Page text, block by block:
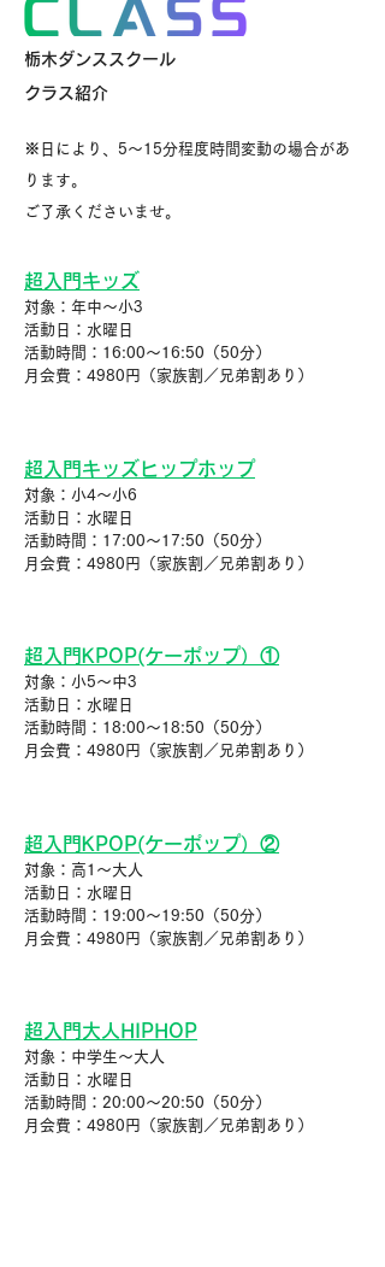
栃木ダンススクール
クラス紹介
※日により、5〜15分程度時間変動の場合があ
ります。
ご了承くださいませ。
超入門キッズ
対象：年中～小3
活動日：水曜日
活動時間：16:00〜16:50（50分）
月会費：4980円（家族割／兄弟割あり）
超入門キッズヒップホップ
対象：小4～小6
活動日：水曜日
活動時間：17:00〜17:50（50分）
月会費：4980円（家族割／兄弟割あり）
超入門KPOP(ケーポップ）①
対象：小5〜中3
活動日：水曜日
活動時間：18:00〜18:50（50分）
月会費：4980円（家族割／兄弟割あり）
超入門KPOP(ケーポップ）②
対象：高1〜大人
活動日：水曜日
活動時間：19:00〜19:50（50分）
月会費：4980円（家族割／兄弟割あり）
超入門大人HIPHOP
対象：中学生～大人
活動日：水曜日
活動時間：20:00〜20:50（50分）
月会費：4980円（家族割／兄弟割あり）